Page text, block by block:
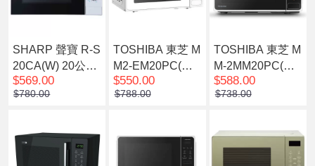
SHARP 聲寶 R-S
20CA(W) 20公升
微波爐
$569.00
$780.00
TOSHIBA 東芝 M
M2-EM20PC(W
H) 20公升 輕觸式
微波爐 白色
$550.00
$788.00
TOSHIBA 東芝 M
M-2MM20PC(W
H) 20公升旋鈕式
微波爐 白色
$588.00
$738.00